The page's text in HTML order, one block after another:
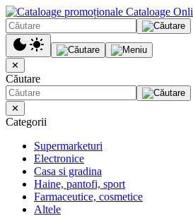
✕
Căutare
✕
Categorii
Supermarketuri
Electronice
Casa si gradina
Haine, pantofi, sport
Farmaceutice, cosmetice
Altele